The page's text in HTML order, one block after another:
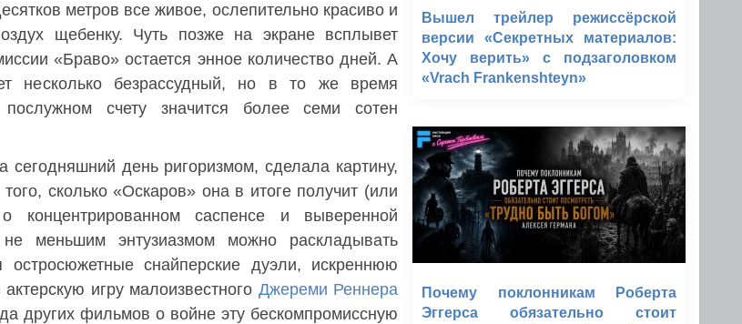
метров все живое, ослепительно красиво и
щебенку. Чуть позже на экране всплывет
«Браво» остается энное количество дней. А
несколько безрассудный, но в то же время
счету значится более семи сотен
день ригоризмом, сделала картину,
сколько «Оскаров» она в итоге получит (или
саспенсе и выверенной
меньшим энтузиазмом можно раскладывать
снайперские дуэли, искреннюю
игру малоизвестного Джереми Реннера
других фильмов о войне эту бескомпромиссную
Вышел трейлер режиссёрской
версии «Секретных материалов:
Хочу верить» с подзаголовком
«Vrach Frankenshteyn»
Почему поклонникам Роберта
Эггерса обязательно стоит